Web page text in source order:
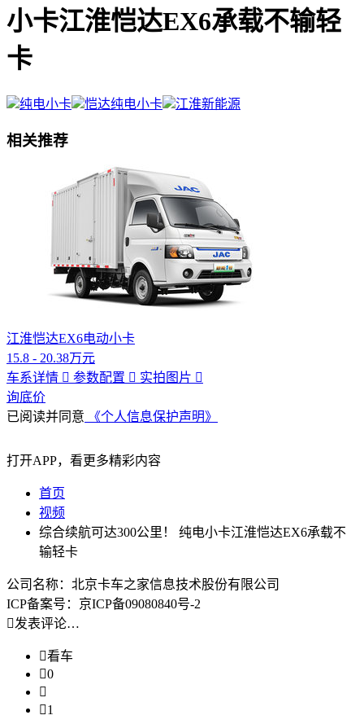
小卡江淮恺达EX6承载不输轻
卡
纯电小卡 恺达纯电小卡 江淮新能源
相关推荐
江淮恺达EX6电动小卡
15.8 - 20.38万元
车系详情  参数配置  实拍图片 
询底价
已阅读并同意 《个人信息保护声明》
打开APP，看更多精彩内容
首页
视频
综合续航可达300公里！ 纯电小卡江淮恺达EX6承载不
输轻卡
公司名称：北京卡车之家信息技术股份有限公司
ICP备案号：京ICP备09080840号-2
发表评论…
看车
0

1